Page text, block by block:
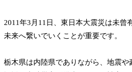
2011年3月11日、東日本大震災は未
未来へ繋いでいくことが重要です。
栃木県は内陸県でありながら、地震や